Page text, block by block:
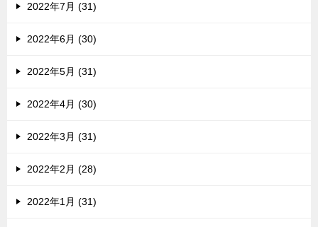
2022年7月 (31)
2022年6月 (30)
2022年5月 (31)
2022年4月 (30)
2022年3月 (31)
2022年2月 (28)
2022年1月 (31)